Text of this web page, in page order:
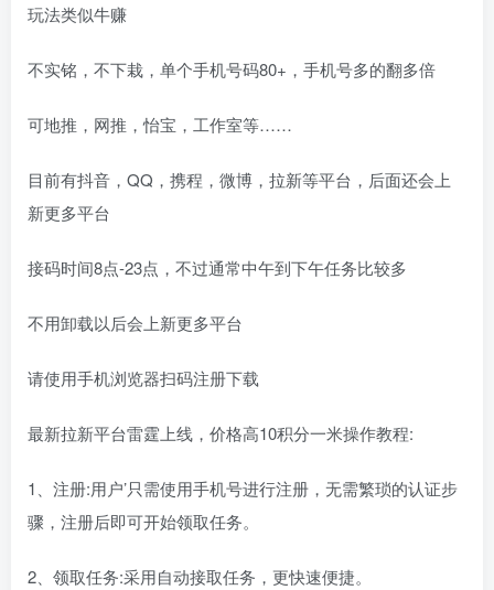
玩法类似牛赚
不实铭，不下栽，单个手机号码80+，手机号多的翻多倍
可地推，网推，怡宝，工作室等……
目前有抖音，QQ，携程，微博，拉新等平台，后面还会上
新更多平台
接码时间8点-23点，不过通常中午到下午任务比较多
不用卸载以后会上新更多平台
请使用手机浏览器扫码注册下载
最新拉新平台雷霆上线，价格高10积分一米操作教程:
1、注册:用户’只需使用手机号进行注册，无需繁琐的认证步
骤，注册后即可开始领取任务。
2、领取任务:采用自动接取任务，更快速便捷。